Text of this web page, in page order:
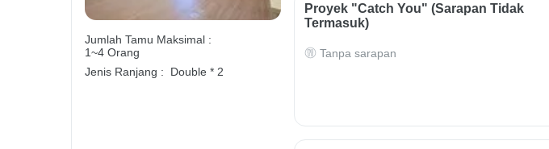
Jumlah Tamu Maksimal :
1~4 Orang
Jenis Ranjang :
Double * 2
Proyek "Catch You" (Sarapan Tidak
Termasuk)
Tanpa sarapan